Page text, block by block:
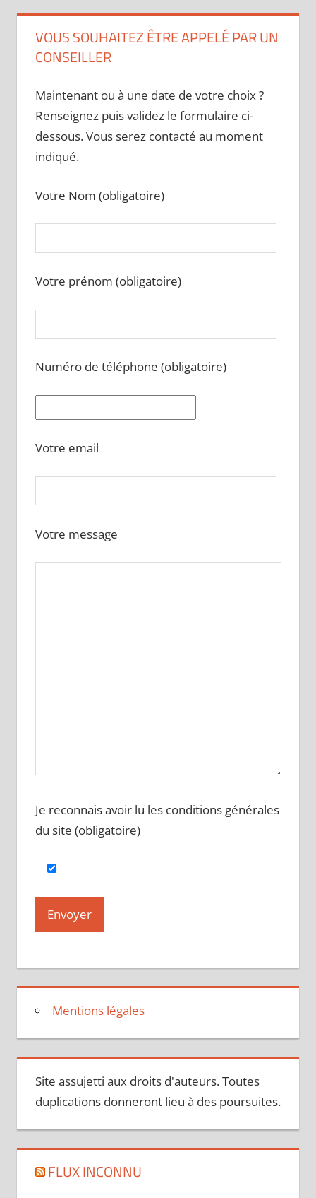
VOUS SOUHAITEZ ÊTRE APPELÉ PAR UN
CONSEILLER
Maintenant ou à une date de votre choix ?
Renseignez puis validez le formulaire ci-
dessous. Vous serez contacté au moment
indiqué.
Votre Nom (obligatoire)
Votre prénom (obligatoire)
Numéro de téléphone (obligatoire)
Votre email
Votre message
Je reconnais avoir lu les conditions générales
du site (obligatoire)
Mentions légales
Site assujetti aux droits d'auteurs. Toutes
duplications donneront lieu à des poursuites.
FLUX INCONNU